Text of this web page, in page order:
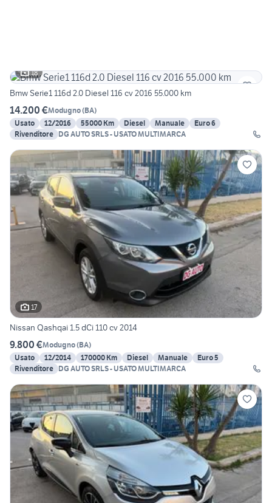
18
Bmw Serie1 116d 2.0 Diesel 116 cv 2016 55.000 km
14.200 €Modugno(BA)
Usato
12/2016 55000 Km Diesel Manuale
Euro 6
Rivenditore DG AUTO SRLS - USATO MULTIMARCA
17
Nissan Qashqai 1.5 dCi 110 cv 2014
9.800 €Modugno(BA)
Usato
12/2014 170000 Km Diesel Manuale
Euro 5
Rivenditore DG AUTO SRLS - USATO MULTIMARCA